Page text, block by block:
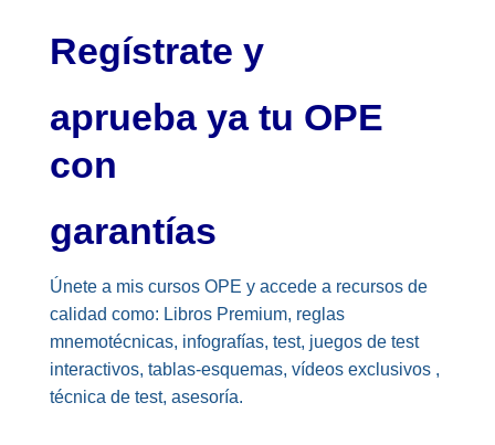
Regístrate y
aprueba ya tu OPE
con
garantías
Únete a mis cursos OPE y accede a recursos de
calidad como: Libros Premium, reglas
mnemotécnicas, infografías, test, juegos de test
interactivos, tablas-esquemas, vídeos exclusivos ,
técnica de test, asesoría.